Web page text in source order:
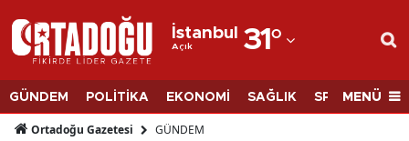
İstanbul
Açık 31°
Adana
Adıyaman
Afyonkarahisar
GÜNDEM POLİTİKA EKONOMİ SAĞLIK SPORMENÜ
Ortadoğu Gazetesi GÜNDEM